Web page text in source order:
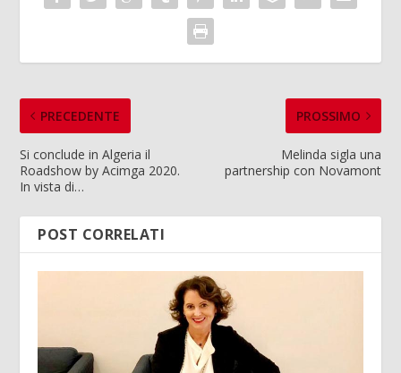
PRECEDENTE
Si conclude in Algeria il
Roadshow by Acimga 2020.
In vista di…
PROSSIMO
Melinda sigla una
partnership con Novamont
POST CORRELATI